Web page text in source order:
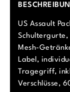
US Assault
Schultergurte,
Mesh-
Label,
Tragegriff,
Verschlüsse,